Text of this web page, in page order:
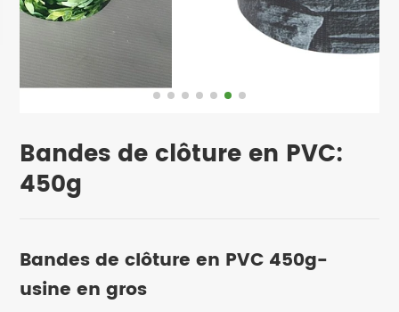
Bandes de clôture en PVC:
450g
Bandes de clôture en PVC 450g-
usine en gros